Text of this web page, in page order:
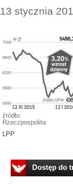
13 stycznia
źródło:
Rzeczpospolita
LPP
Dostęp do